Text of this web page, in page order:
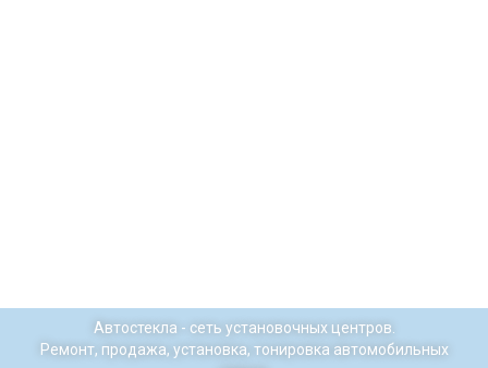
Автостекла - сеть установочных центров.
Ремонт, продажа, установка, тонировка автомобильных